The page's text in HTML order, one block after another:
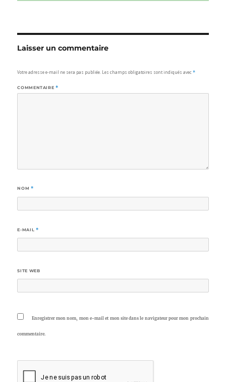
Laisser un commentaire
Votre adresse e-mail ne sera pas publiée. Les champs obligatoires sont indiqués avec*
COMMENTAIRE *
NOM *
E-MAIL *
SITE WEB
Enregistrer mon nom, mon e-mail et mon site dans le navigateur pour mon prochain
commentaire.